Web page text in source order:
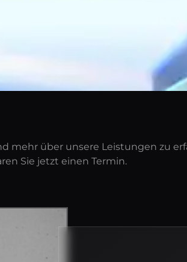
mehr über unsere Leistungen zu
Sie jetzt einen Termin.